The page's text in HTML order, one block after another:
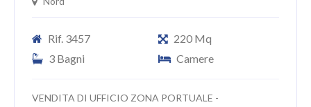
Rif. 3457
220 Mq
3 Bagni
Camere
VENDITA DI UFFICIO ZONA PORTUALE -